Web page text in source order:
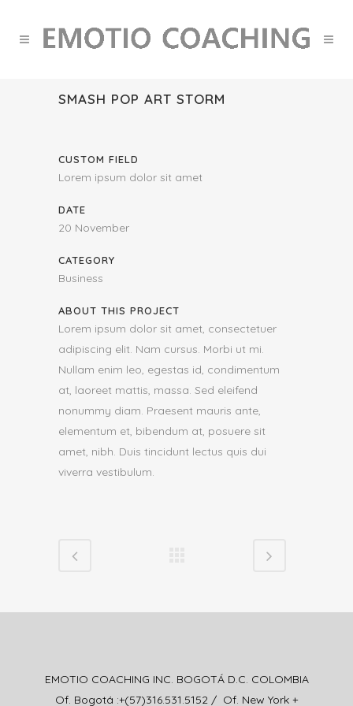
SMASH POP ART STORM
CUSTOM FIELD
Lorem ipsum dolor sit amet
DATE
20 November
CATEGORY
Business
ABOUT THIS PROJECT
Lorem ipsum dolor sit amet, consectetuer
adipiscing elit. Nam cursus. Morbi ut mi.
Nullam enim leo, egestas id, condimentum
at, laoreet mattis, massa. Sed eleifend
nonummy diam. Praesent mauris ante,
elementum et, bibendum at, posuere sit
amet, nibh. Duis tincidunt lectus quis dui
viverra vestibulum.
EMOTIO COACHING INC. BOGOTÁ D.C. COLOMBIA
Of. Bogotá :+(57)316.531.5152 / Of. New York +